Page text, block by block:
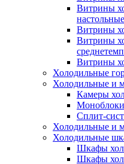
Витрины
настольные
Витрины
Витрины
Витрины
Холодильные
Холодильные и
Камеры
Сплит-
Холодильные и
Холодильные
Шкафы
Шкафы